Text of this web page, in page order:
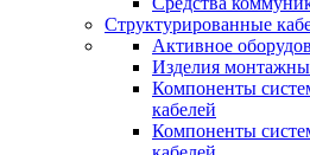
Структурированные
Активное
Изделия
Компоненты
кабелей
Компоненты